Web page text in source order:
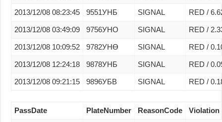
2013/12/08 08:23:45 9551УНБ SIGNAL RED /
2013/12/08 03:49:09 9756УНО SIGNAL RED /
2013/12/08 10:09:52 9782УНӨ SIGNAL RED /
2013/12/08 12:24:18 9878УНБ SIGNAL RED /
2013/12/08 09:21:15 9896УБВ SIGNAL RED /
PassDate PlateNumber ReasonCode Violation